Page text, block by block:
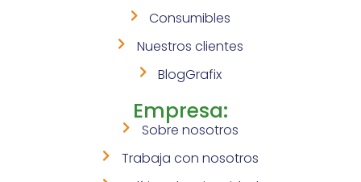
Consumibles
Nuestros clientes
BlogGrafix
Empresa:
Sobre nosotros
Trabaja con nosotros